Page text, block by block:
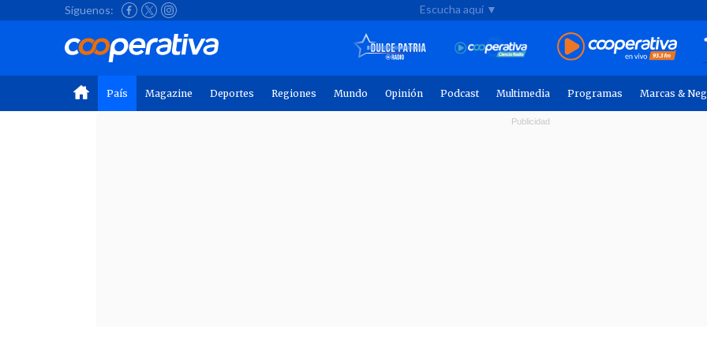
Síguenos: Escucha aquí ▼
País Magazine Deportes Regiones Mundo Opinión Podcast Multimedia Programas Marcas &